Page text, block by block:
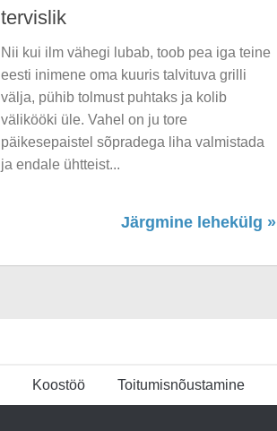
tervislik
Nii kui ilm vähegi lubab, toob pea iga teine
eesti inimene oma kuuris talvituva grilli
välja, pühib tolmust puhtaks ja kolib
välikööki üle. Vahel on ju tore
päikesepaistel sõpradega liha valmistada
ja endale ühtteist...
Järgmine lehekülg »
Koostöö Toitumisnõustamine